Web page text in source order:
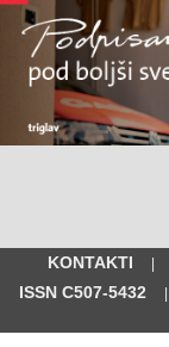
KONTAKTI |
ISSN C507-5432
|